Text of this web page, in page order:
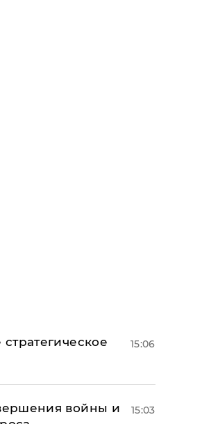
15:06
войны и
15:03